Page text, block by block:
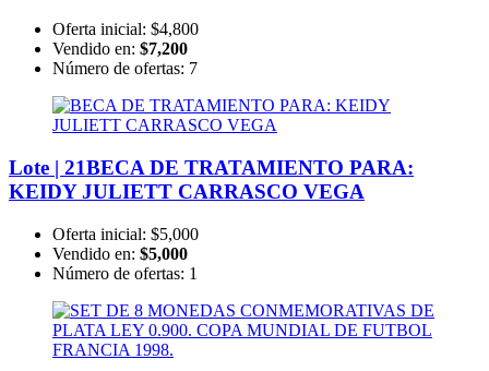
Oferta inicial: $4,800
Vendido en: $7,200
Número de ofertas: 7
Lote | 21BECA DE TRATAMIENTO PARA:
KEIDY JULIETT CARRASCO VEGA
Oferta inicial: $5,000
Vendido en: $5,000
Número de ofertas: 1